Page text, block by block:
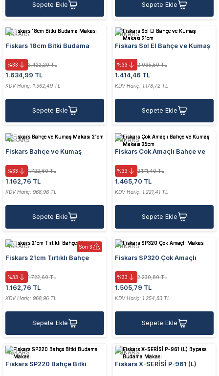
Sepete Ekle Sepete Ekle
FISKARS
Fiskars 18cm Bitki Budama
%33 2.422,20 TL
1.634,99 TL
KDV Hariç: 1.362,49 TL
Sepete Ekle
FISKARS
Fiskars Sol El Bahçe ve Kumaş
%33 2.095,50 TL
1.414,46 TL
KDV Hariç: 1.178,72 TL
Sepete Ekle
FISKARS
Fiskars Bahçe ve Kumaş
%33 1.722,60 TL
1.162,76 TL
KDV Hariç: 968,96 TL
Sepete Ekle
FISKARS
Fiskars Çok Amaçlı Bahçe ve
%33 2.171,40 TL
1.465,70 TL
KDV Hariç: 1.221,41 TL
Sepete Ekle
Son 3
FISKARS
Fiskars 21cm Tırtıklı Bahçe
%33 1.722,60 TL
1.162,76 TL
KDV Hariç: 968,96 TL
Sepete Ekle
FISKARS
Fiskars SP320 Çok Amaçlı
%33 2.230,80 TL
1.505,79 TL
KDV Hariç: 1.254,83 TL
Sepete Ekle
FISKARS
Fiskars SP220 Bahçe Bitki
FISKARS
Fiskars X-SERİSİ P-961 (L)